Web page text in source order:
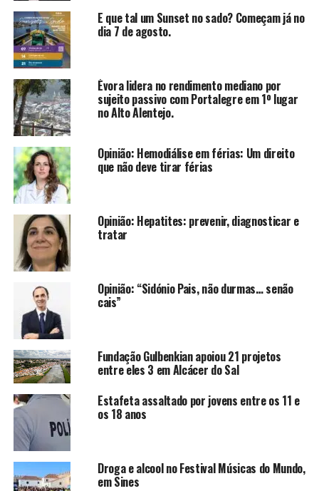
E que tal um Sunset no sado? Começam já no
dia 7 de agosto.
Évora lidera no rendimento mediano por
sujeito passivo com Portalegre em 1º lugar
no Alto Alentejo.
Opinião: Hemodiálise em férias: Um direito
que não deve tirar férias
Opinião: Hepatites: prevenir, diagnosticar e
tratar
Opinião: “Sidónio Pais, não durmas… senão
cais”
Fundação Gulbenkian apoiou 21 projetos
entre eles 3 em Alcácer do Sal
Estafeta assaltado por jovens entre os 11 e
os 18 anos
Droga e alcool no Festival Músicas do Mundo,
em Sines